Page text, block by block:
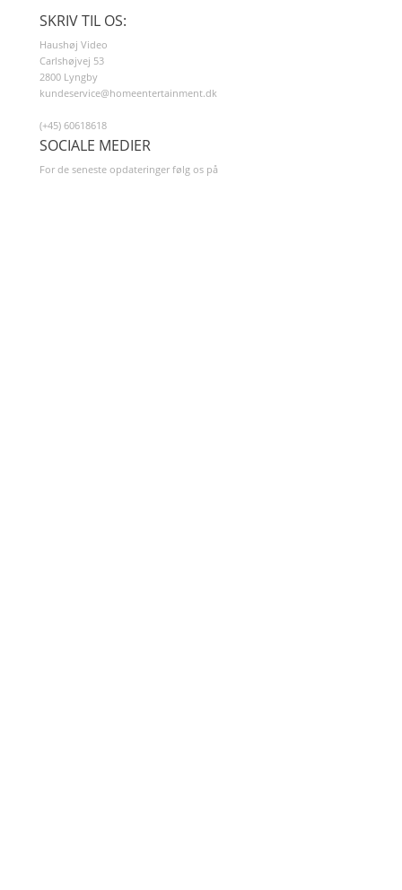
SKRIV TIL OS:
Haushøj Video
Carlshøjvej 53
2800 Lyngby
kundeservice@homeentertainment.dk
(+45) 60618618
SOCIALE MEDIER
For de seneste opdateringer følg os på